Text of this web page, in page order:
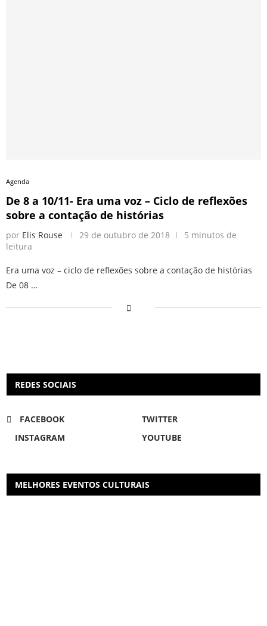
Agenda
De 8 a 10/11- Era uma voz – Ciclo de reflexões
sobre a contação de histórias
por Elis Rouse 29 de outubro de 2018
5 minutos de
leitura
Era uma voz – ciclo de reflexões sobre a contação de histórias
De 08 …
REDES SOCIAIS
FACEBOOK
TWITTER
INSTAGRAM
YOUTUBE
MELHORES EVENTOS CULTURAIS